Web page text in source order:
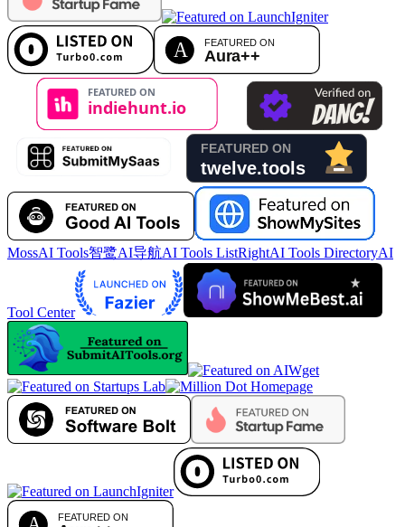
MossAI Tools智鹭AI导航AI Tools ListRightAI Tools DirectoryAI
Tool Center